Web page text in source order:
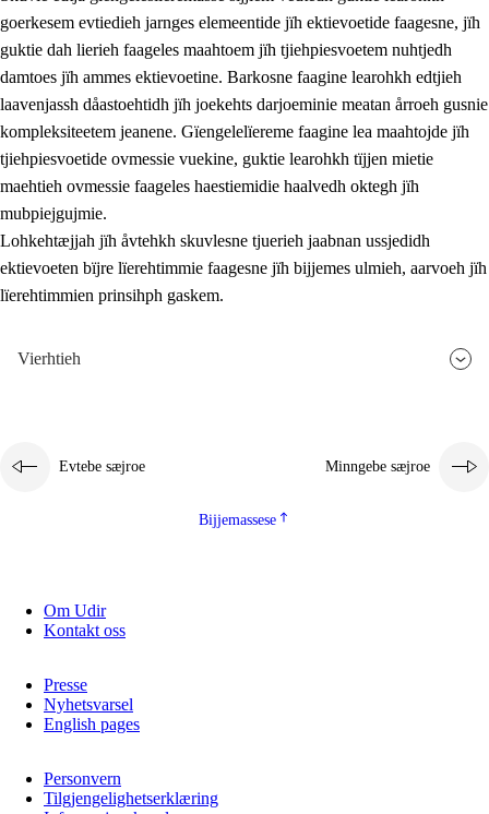
goerkesem evtiedieh jarnges elemeentide jïh ektievoetide faagesne, jïh
guktie dah lierieh faageles maahtoem jïh tjiehpiesvoetem nuhtjedh
damtoes jïh ammes ektievoetine. Barkosne faagine learohkh edtjieh
laavenjassh dåastoehtidh jïh joekehts darjoeminie meatan årroeh gusnie
kompleksiteetem jeanene. Gïengelelïereme faagine lea maahtojde jïh
tjiehpiesvoetide ovmessie vuekine, guktie learohkh tïjjen mietie
maehtieh ovmessie faageles haestiemidie haalvedh oktegh jïh
mubpiejgujmie.
Lohkehtæjjah jïh åvtehkh skuvlesne tjuerieh jaabnan ussjedidh
ektievoeten bïjre lïerehtimmie faagesne jïh bijjemes ulmieh, aarvoeh jïh
lïerehtimmien prinsihph gaskem.
Vierhtieh
Evtebe sæjroe Minngebe sæjroe
Bijjemassese
Om Udir
Kontakt oss
Presse
Nyhetsvarsel
English pages
Personvern
Tilgjengelighetserklæring